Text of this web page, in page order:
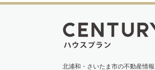
北浦和・さいたま市の不動産情